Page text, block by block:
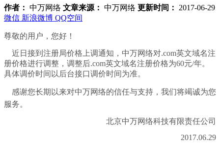
作者： 中万网络 文章来源： 中万网络 更新时间： 2017-06-29
微信 新浪微博 QQ空间
尊敬的用户，您好！
近日接到注册局价格上调通知，中万网络对.com英文域名注
册价格进行调整，调整后.com英文域名注册价格为60元/年。
具体调价时间以后台接口调价时间为准。
感谢您长期以来对中万网络的信任与支持，我们将竭诚为您
服务。
北京中万网络科技有限责任公司
2017.06.29